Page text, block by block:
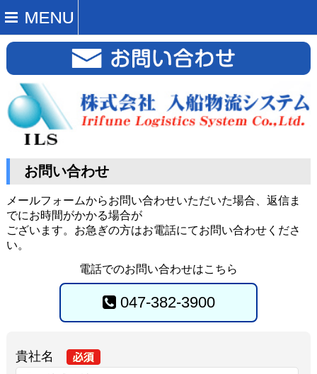
お問い合わせ
メールフォームからお問い合わせいただいた場合、返信ま
でにお時間がかかる場合が
ございます。お急ぎの方はお電話にてお問い合わせくださ
い。
電話でのお問い合わせはこちら
047-382-3900
貴社名